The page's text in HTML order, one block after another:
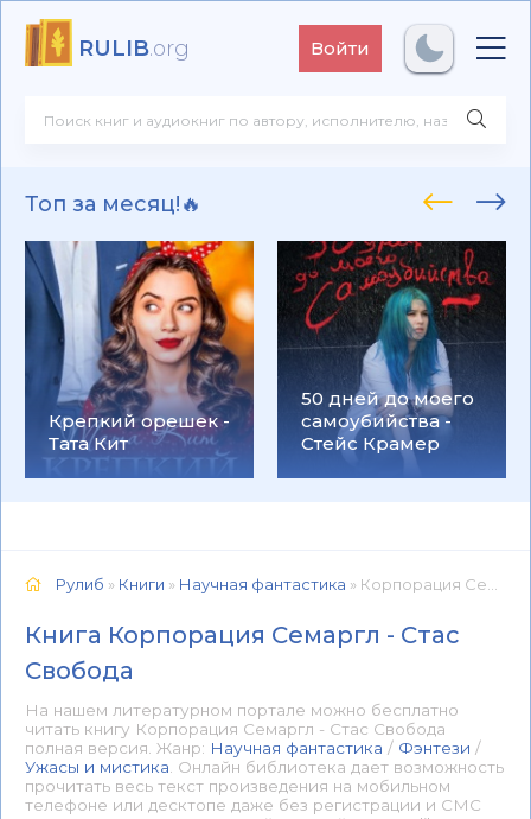
RULIB.org Войти
Топ за месяц!🔥
Крепкий орешек -
Тата Кит
50 дней до моего
самоубийства -
Стейс Крамер
Рулиб » Книги » Научная фантастика » Корпорация Семаргл - Стас Свобода 📕 - Книга онлайн бесплатно
Книга Корпорация Семаргл - Стас
Свобода
На нашем литературном портале можно бесплатно
читать книгу Корпорация Семаргл - Стас Свобода
полная версия. Жанр: Научная фантастика / Фэнтези /
Ужасы и мистика . Онлайн библиотека дает возможность
прочитать весь текст произведения на мобильном
телефоне или десктопе даже без регистрации и СМС